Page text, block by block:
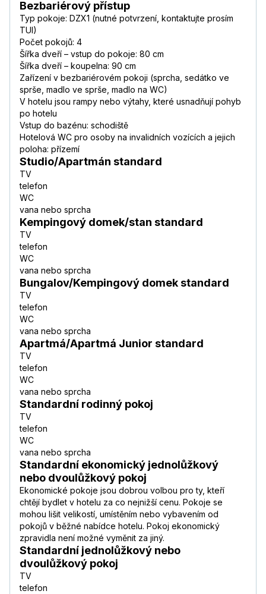
Bezbariérový přístup
Typ pokoje: DZX1 (nutné potvrzení, kontaktujte prosím
TUI)
Počet pokojů: 4
Šířka dveří – vstup do pokoje: 80 cm
Šířka dveří – koupelna: 90 cm
Zařízení v bezbariérovém pokoji (sprcha, sedátko ve
sprše, madlo ve sprše, madlo na WC)
V hotelu jsou rampy nebo výtahy, které usnadňují pohyb
po hotelu
Vstup do bazénu: schodiště
Hotelová WC pro osoby na invalidních vozících a jejich
poloha: přízemí
Studio/Apartmán standard
TV
telefon
WC
vana nebo sprcha
Kempingový domek/stan standard
TV
telefon
WC
vana nebo sprcha
Bungalov/Kempingový domek standard
TV
telefon
WC
vana nebo sprcha
Apartmá/Apartmá Junior standard
TV
telefon
WC
vana nebo sprcha
Standardní rodinný pokoj
TV
telefon
WC
vana nebo sprcha
Standardní ekonomický jednolůžkový
nebo dvoulůžkový pokoj
Ekonomické pokoje jsou dobrou volbou pro ty, kteří
chtějí bydlet v hotelu za co nejnižší cenu. Pokoje se
mohou lišit velikostí, umístěním nebo vybavením od
pokojů v běžné nabídce hotelu. Pokoj ekonomický
zpravidla není možné vyměnit za jiný.
Standardní jednolůžkový nebo
dvoulůžkový pokoj
TV
telefon